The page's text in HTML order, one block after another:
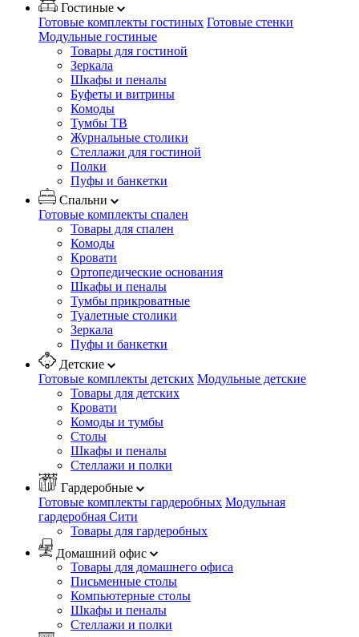
Гостиные
Готовые комплекты гостиных Готовые стенки
Модульные гостиные
Товары для гостиной
Зеркала
Шкафы и пеналы
Буфеты и витрины
Комоды
Тумбы ТВ
Журнальные столики
Стеллажи для гостиной
Полки
Пуфы и банкетки
Спальни
Готовые комплекты спален
Товары для спален
Комоды
Кровати
Ортопедические основания
Шкафы и пеналы
Тумбы прикроватные
Туалетные столики
Зеркала
Пуфы и банкетки
Детские
Готовые комплекты детских Модульные детские
Товары для детских
Кровати
Комоды и тумбы
Столы
Шкафы и пеналы
Стеллажи и полки
Гардеробные
Готовые комплекты гардеробных Модульная
гардеробная Сити
Товары для гардеробных
Домашний офис
Товары для домашнего офиса
Письменные столы
Компьютерные столы
Шкафы и пеналы
Стеллажи и полки